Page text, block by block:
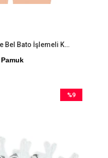
Tutku Kız Çocuk İnce Bel Bato İşlemeli Külot
%9